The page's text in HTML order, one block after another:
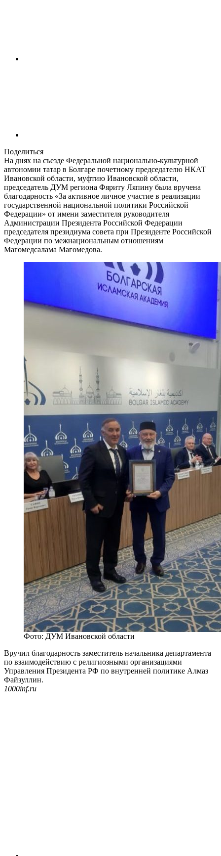
Поделиться
На днях на съезде Федеральной национально-культурной
автономии татар в Болгаре почетному председателю НКАТ
Ивановской области, муфтию Ивановской области,
председатель ДУМ региона Фяриту Ляпину была вручена
благодарность «За активное личное участие в реализации
государственной национальной политики Российской
Федерации» от имени заместителя руководителя
Администрации Президента Российской Федерации
председателя президиума совета при Президенте Российской
Федерации по межнациональным отношениям
Магомедсалама Магомедова.
Фото: ДУМ Ивановской области
Вручил благодарность заместитель начальника департамента
по взаимодействию с религиозными организациями
Управления Президента РФ по внутренней политике Алмаз
Файзуллин.
1000inf.ru